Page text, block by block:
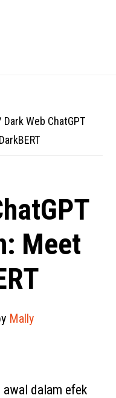
Dark Web ChatGPT
Meet
Mally
awal dalam efek